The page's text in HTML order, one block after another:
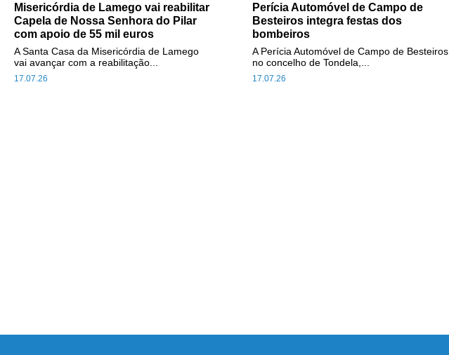
Misericórdia de Lamego vai reabilitar
Capela de Nossa Senhora do Pilar
com apoio de 55 mil euros
17.07.26
A Santa Casa da Misericórdia de Lamego
vai avançar com a reabilitação...
Perícia Automóvel de Campo de
Besteiros integra festas dos
bombeiros
17.07.26
A Perícia Automóvel de Campo de Besteiros,
no concelho de Tondela,...